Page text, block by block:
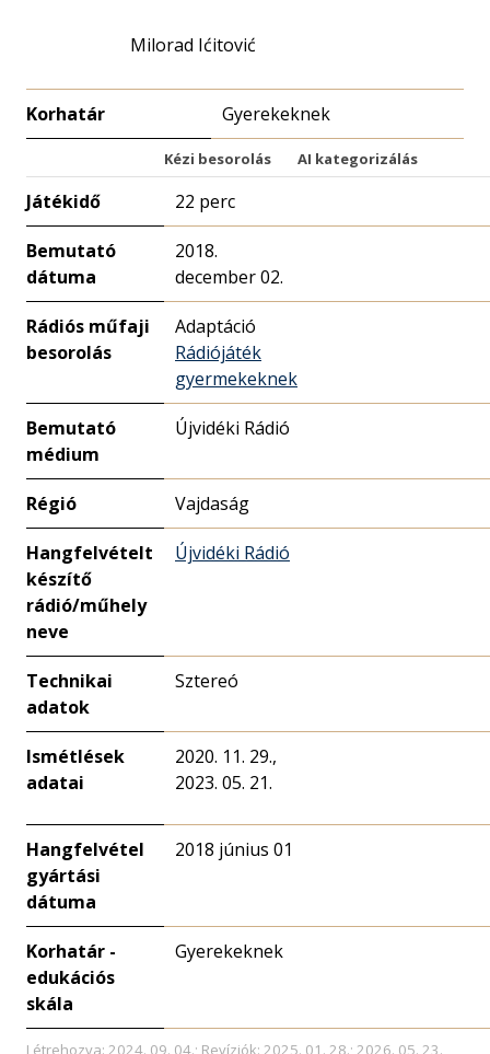
Milorad Ićitović
Korhatár Gyerekeknek
Kézi besorolás AI kategorizálás
Játékidő 22 perc
Bemutató
dátuma
2018.
december 02.
Rádiós műfaji
besorolás
Adaptáció
Rádiójáték
gyermekeknek
Bemutató
médium
Újvidéki Rádió
Régió Vajdaság
Hangfelvételt
készítő
rádió/műhely
neve
Újvidéki Rádió
Technikai
adatok
Sztereó
Ismétlések
adatai
2020. 11. 29.,
2023. 05. 21.
Hangfelvétel
gyártási
dátuma
2018 június 01
Korhatár -
edukációs
skála
Gyerekeknek
Létrehozva: 2024. 09. 04.; Revíziók: 2025. 01. 28.; 2026. 05. 23.